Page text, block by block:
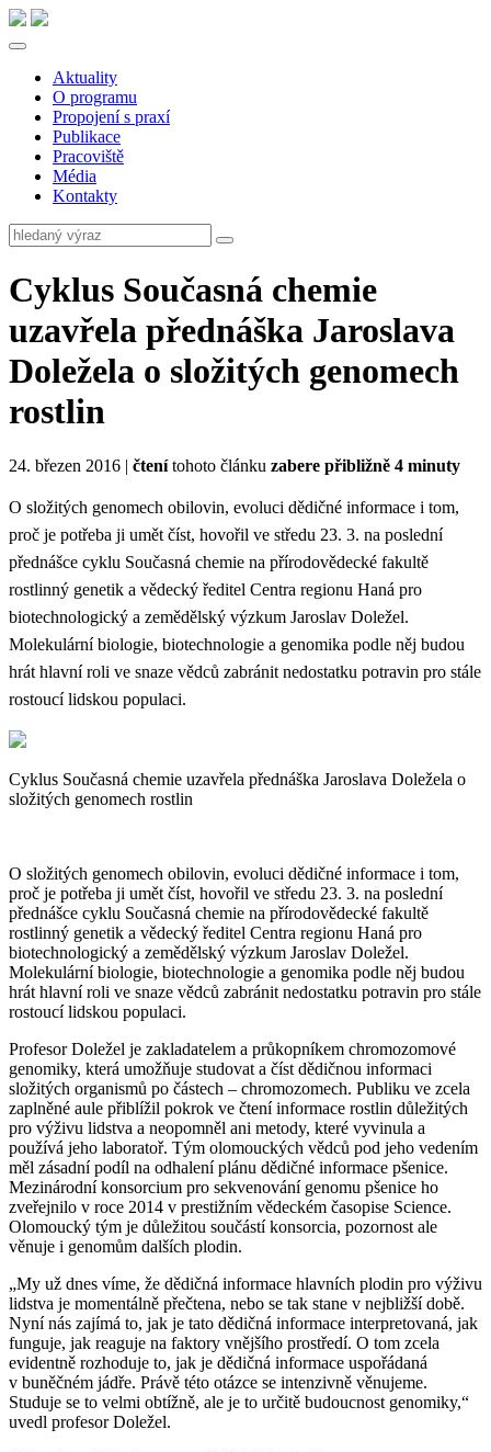
Aktuality
O programu
Propojení s praxí
Publikace
Pracoviště
Média
Kontakty
Cyklus Současná chemie
uzavřela přednáška Jaroslava
Doležela o složitých genomech
rostlin
24. březen 2016 | čtenítohoto článku zabere přibližně 4 minuty
O složitých genomech obilovin, evoluci dědičné informace i tom,
proč je potřeba ji umět číst, hovořil ve středu 23. 3. na poslední
přednášce cyklu Současná chemie na přírodovědecké fakultě
rostlinný genetik a vědecký ředitel Centra regionu Haná pro
biotechnologický a zemědělský výzkum Jaroslav Doležel.
Molekulární biologie, biotechnologie a genomika podle něj budou
hrát hlavní roli ve snaze vědců zabránit nedostatku potravin pro stále
rostoucí lidskou populaci.
Cyklus Současná chemie uzavřela přednáška Jaroslava Doležela o
složitých genomech rostlin
O složitých genomech obilovin, evoluci dědičné informace i tom,
proč je potřeba ji umět číst, hovořil ve středu 23. 3. na poslední
přednášce cyklu Současná chemie na přírodovědecké fakultě
rostlinný genetik a vědecký ředitel Centra regionu Haná pro
biotechnologický a zemědělský výzkum Jaroslav Doležel.
Molekulární biologie, biotechnologie a genomika podle něj budou
hrát hlavní roli ve snaze vědců zabránit nedostatku potravin pro stále
rostoucí lidskou populaci.
Profesor Doležel je zakladatelem a průkopníkem chromozomové
genomiky, která umožňuje studovat a číst dědičnou informaci
složitých organismů po částech – chromozomech. Publiku ve zcela
zaplněné aule přiblížil pokrok ve čtení informace rostlin důležitých
pro výživu lidstva a neopomněl ani metody, které vyvinula a
používá jeho laboratoř. Tým olomouckých vědců pod jeho vedením
měl zásadní podíl na odhalení plánu dědičné informace pšenice.
Mezinárodní konsorcium pro sekvenování genomu pšenice ho
zveřejnilo v roce 2014 v prestižním vědeckém časopise Science.
Olomoucký tým je důležitou součástí konsorcia, pozornost ale
věnuje i genomům dalších plodin.
„My už dnes víme, že dědičná informace hlavních plodin pro výživu
lidstva je momentálně přečtena, nebo se tak stane v nejbližší době.
Nyní nás zajímá to, jak je tato dědičná informace interpretovaná, jak
funguje, jak reaguje na faktory vnějšího prostředí. O tom zcela
evidentně rozhoduje to, jak je dědičná informace uspořádaná
v buněčném jádře. Právě této otázce se intenzivně věnujeme.
Studuje se to velmi obtížně, ale je to určitě budoucnost genomiky,“
uvedl profesor Doležel.